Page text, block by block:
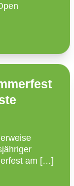
am […]